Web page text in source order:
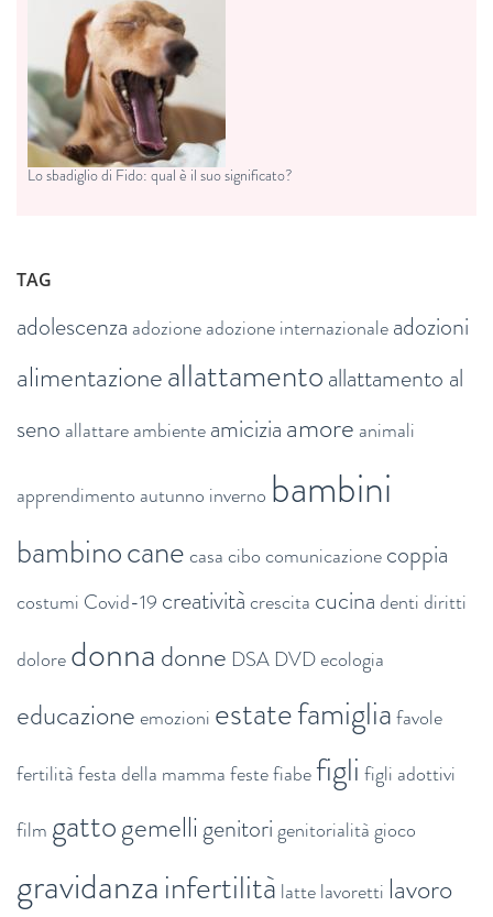
Lo sbadiglio di Fido: qual è il suo significato?
TAG
adolescenza adozioneadozione internazionaleadozioni
alimentazioneallattamentoallattamento al
seno allattareambienteamiciziaamore animali
apprendimento autunno inverno bambini
bambinocanecasacibocomunicazionecoppia
costumi Covid-19 creativitàcrescita cucinadentidiritti
doloredonnadonne DSA DVDecologia
educazioneemozioni estatefamigliafavole
fertilitàfesta della mammafestefiabefigli figli adottivi
film gattogemelligenitorigenitorialitàgioco
gravidanzainfertilità lattelavoretti lavoro